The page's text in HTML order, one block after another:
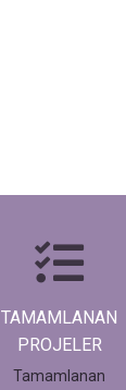
TAMAMLANAN
PROJELER
Tamamlanan